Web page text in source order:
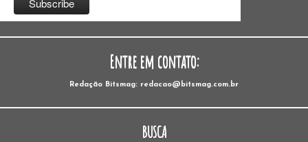
Entre em contato:
Redação Bitsmag: redacao@bitsmag.com.br
BUSCA